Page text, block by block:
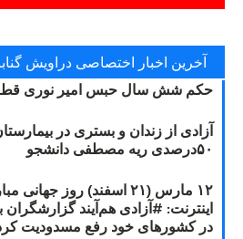
آخرین اخبار اختصاصی دراویش
حکم شش سال حبس امیر نوری
آزادی از زندان و بستری در
۵۰درصدی ریه مصطفی دانشجو
۱۲ مارس (۲۱ اسفند) روز
در کشورهای خود رفع مسدودیت